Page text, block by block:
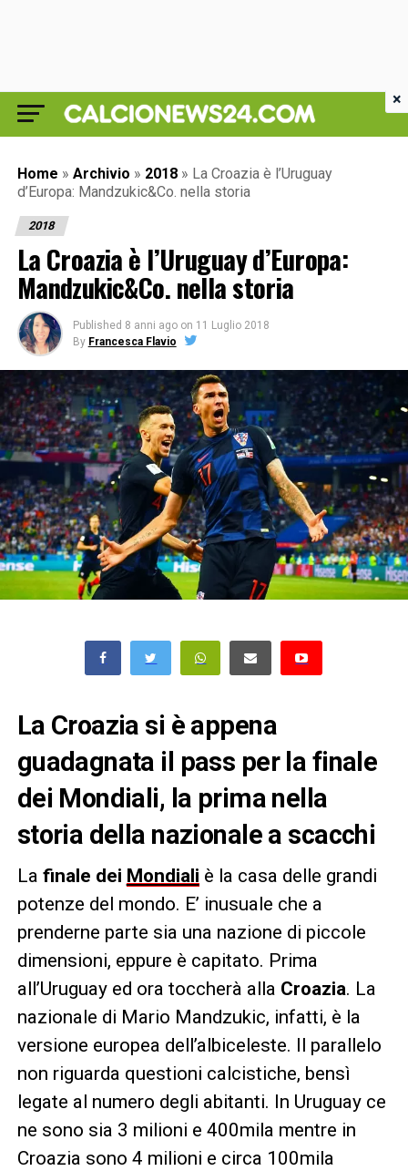
Home » Archivio » 2018 » La Croazia è l’Uruguay
d’Europa: Mandzukic&Co. nella storia
2018
La Croazia è l’Uruguay d’Europa:
Mandzukic&Co. nella storia
Published 8 anni ago on 11 Luglio 2018
By Francesca Flavio
La Croazia si è appena
guadagnata il pass per la finale
dei Mondiali, la prima nella
storia della nazionale a scacchi
La finale dei Mondiali è la casa delle grandi
potenze del mondo. E’ inusuale che a
prenderne parte sia una nazione di piccole
dimensioni, eppure è capitato. Prima
all’Uruguay ed ora toccherà alla Croazia. La
nazionale di Mario Mandzukic, infatti, è la
versione europea dell’albiceleste. Il parallelo
non riguarda questioni calcistiche, bensì
legate al numero degli abitanti. In Uruguay ce
ne sono sia 3 milioni e 400mila mentre in
Croazia sono 4 milioni e circa 100mila
×